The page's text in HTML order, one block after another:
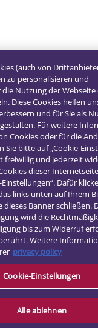
(auch von
zu personalisieren und
Nutzung der Webseite
Diese Cookies helfen
und für Sie als
Für weitere
Cookies oder für die
Sie bitte auf „Cookie-
freiwillig und jederzeit
dieser
Dafür
links unten auf Ihrem
dieses Banner schließen.
wird die
bis zum Widerruf
Weitere
privacy policy
Cookie-Einstellungen
Alle ablehnen